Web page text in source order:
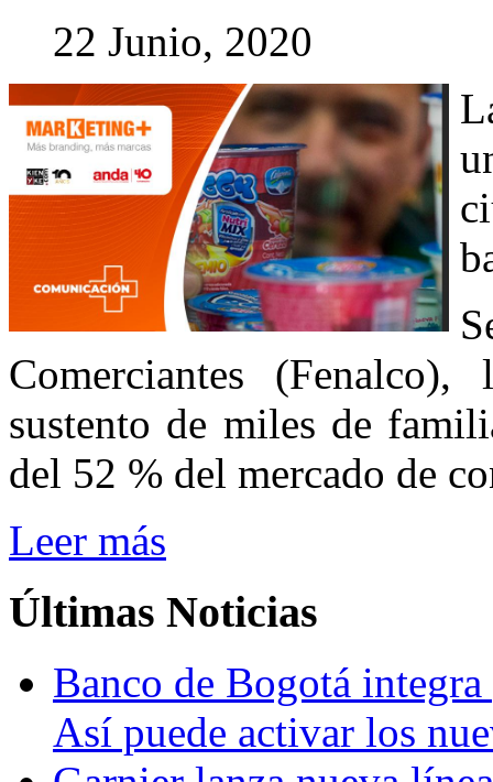
22 Junio, 2020
Comerciantes
sustento de miles de
del 52 % del mercado de
Leer más
Últimas Noticias
Banco de Bogotá
Así puede activar los